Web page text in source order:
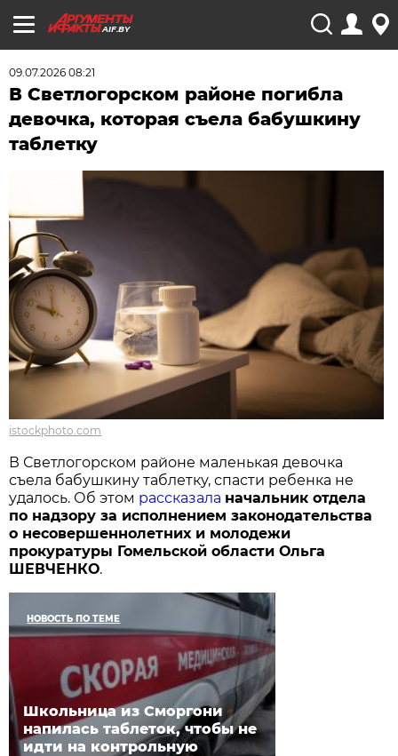
AIF.BY
09.07.2026 08:21
В Светлогорском районе погибла
девочка, которая съела бабушкину
таблетку
istockphoto.com
В Светлогорском районе маленькая девочка
съела бабушкину таблетку, спасти ребенка не
удалось. Об этом рассказала начальник отдела
по надзору за исполнением законодательства
о несовершеннолетних и молодежи
прокуратуры Гомельской области Ольга
ШЕВЧЕНКО.
НОВОСТЬ ПО ТЕМЕ
Школьница из Сморгони
напилась таблеток, чтобы не
идти на контрольную